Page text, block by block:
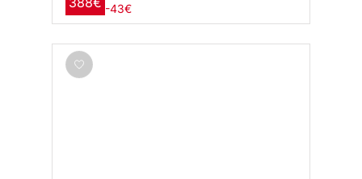
-43€